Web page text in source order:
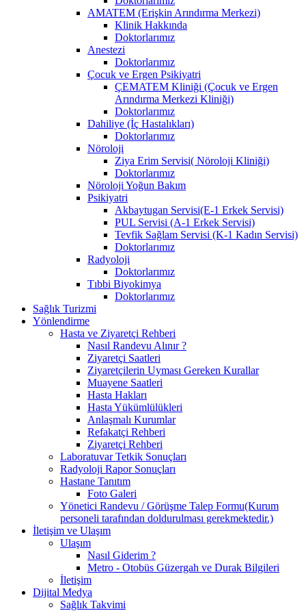
AMATEM (Erişkin Arındırma Merkezi)
Klinik Hakkında
Doktorlarımız
Anestezi
Doktorlarımız
Çocuk ve Ergen Psikiyatri
ÇEMATEM Kliniği (Çocuk ve Ergen
Arındırma Merkezi Kliniği)
Doktorlarımız
Dahiliye (İç Hastalıkları)
Doktorlarımız
Nöroloji
Ziya Erim Servisi( Nöroloji Kliniği)
Doktorlarımız
Nöroloji Yoğun Bakım
Psikiyatri
Akbaytugan Servisi(E-1 Erkek Servisi)
PUL Servisi (A-1 Erkek Servisi)
Tevfik Sağlam Servisi (K-1 Kadın Servisi)
Doktorlarımız
Radyoloji
Doktorlarımız
Tıbbi Biyokimya
Doktorlarımız
Sağlık Turizmi
Yönlendirme
Hasta ve Ziyaretçi Rehberi
Nasıl Randevu Alınır ?
Ziyaretçi Saatleri
Ziyaretçilerin Uyması Gereken Kurallar
Muayene Saatleri
Hasta Hakları
Hasta Yükümlülükleri
Anlaşmalı Kurumlar
Refakatçi Rehberi
Ziyaretçi Rehberi
Laboratuvar Tetkik Sonuçları
Radyoloji Rapor Sonuçları
Hastane Tanıtım
Foto Galeri
Yönetici Randevu / Görüşme Talep Formu(Kurum
personeli tarafından doldurulması gerekmektedir.)
İletişim ve Ulaşım
Ulaşım
Nasıl Giderim ?
Metro - Otobüs Güzergah ve Durak Bilgileri
İletişim
Dijital Medya
Sağlık Takvimi